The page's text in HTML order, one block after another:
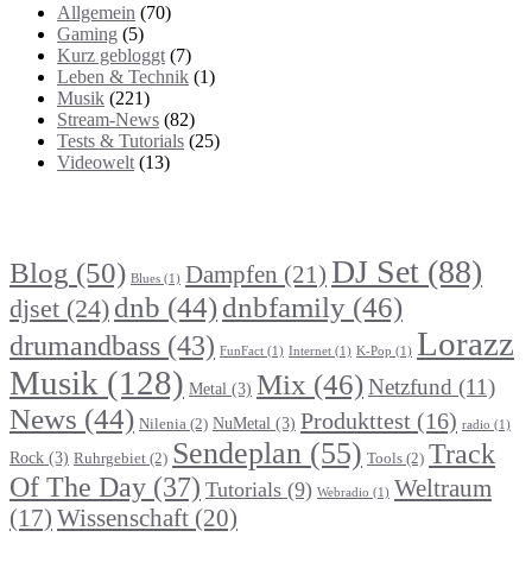
Allgemein (70)
Gaming (5)
Kurz gebloggt (7)
Leben & Technik (1)
Musik (221)
Stream-News (82)
Tests & Tutorials (25)
Videowelt (13)
Blog (50) Blues (1) Dampfen (21) DJ Set (88)
djset (24) dnb (44)dnbfamily (46)
drumandbass (43) FunFact (1) Internet (1) K-Pop (1) Lorazz
Musik (128) Metal (3) Mix (46)Netzfund (11)
News (44) Nilenia (2) NuMetal (3) Produkttest (16) radio (1)
Rock (3) Ruhrgebiet (2) Sendeplan (55) Tools (2) Track
Of The Day (37) Tutorials (9) Webradio (1) Weltraum
(17) Wissenschaft (20)